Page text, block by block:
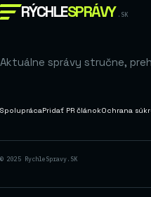
RÝCHLESPRÁVY .SK
Aktuálne správy stručne,
SpoluprácaPridať PR článokOchrana
© 2025 RychleSpravy.SK